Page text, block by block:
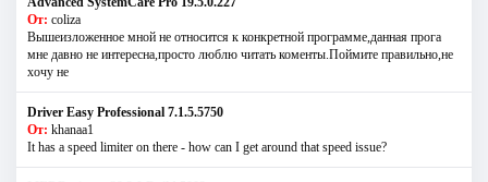
От: coliza
Вышеизложенное мной не относится к конкретной программе,данная прога
мне давно не интересна,просто люблю читать коменты.Поймите правильно,не
хочу не
Driver Easy Professional 7.1.5.5750
От: khanaa1
It has a speed limiter on there - how can I get around that speed issue?